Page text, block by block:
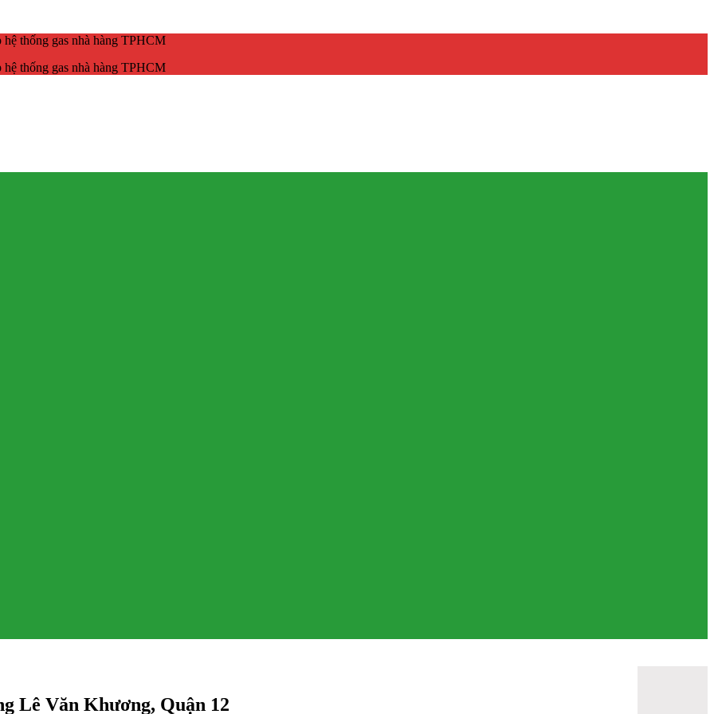
thống gas nhà hàng TPHCM
thống gas nhà hàng TPHCM
Lê Văn Khương, Quận 12